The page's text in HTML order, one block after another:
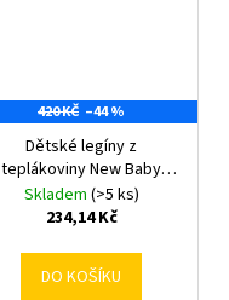
420 KČ –44 %
Dětské legíny z
teplákoviny New Baby
Kindergarten pink 92/98
Skladem (>5 ks)
234,14 Kč
DO KOŠÍKU